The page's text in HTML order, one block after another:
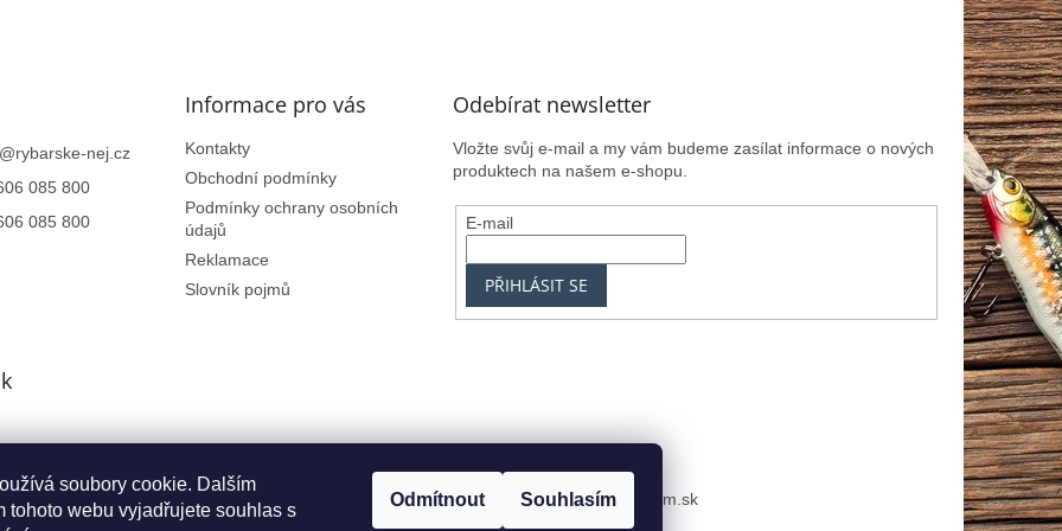
soubory cookie. Dalším
tohoto webu vyjadřujete souhlas s
Odmítnout Souhlasím
@rybarske-nej.cz
085 800
085 800
Informace pro vás
Kontakty
Obchodní podmínky
Podmínky ochrany osobních
údajů
Reklamace
Slovník pojmů
Odebírat newsletter
Vložte svůj e-mail a my vám budeme zasílat informace o nových
produktech na našem e-shopu.
E-mail
PŘIHLÁSIT SE
Centrum.cz Seznam.cz Google.cz Živéfirmy.cz Azet.sk MRK.cz Zoznam.sk